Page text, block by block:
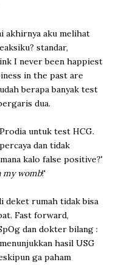
akhirnya aku melihat
standar,
I never been happiest
in the past are
berapa banyak test
dua.
untuk test HCG.
dan tidak
kalo false positive?'
my womb!'
deket rumah tidak bisa
Fast forward,
dan dokter bilang :
hasil USG
ga paham